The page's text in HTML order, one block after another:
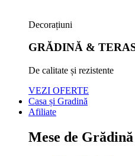
Decorațiuni
GRĂDINĂ &
De calitate și rezistente
VEZI OFERTE
Casa și Gradină
Afiliate
Mese de Grădină